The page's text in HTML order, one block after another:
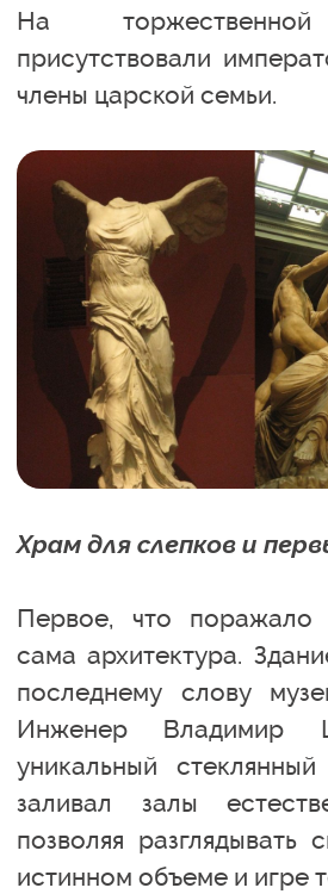
На
присутствовали
члены царской семьи.
Храм для слепков и
Первое, что поражало
сама архитектура.
последнему слову
Инженер Владимир
уникальный
заливал залы
позволяя разглядывать
истинном объеме и игре